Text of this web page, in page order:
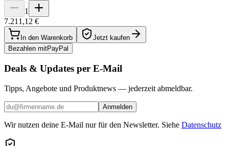
1
7.211,12 €
In den Warenkorb
Jetzt kaufen
Bezahlen mitPayPal
Deals & Updates per E-Mail
Tipps, Angebote und Produktnews — jederzeit abmeldbar.
Anmelden
Wir nutzen deine E-Mail nur für den Newsletter. Siehe Datenschutz